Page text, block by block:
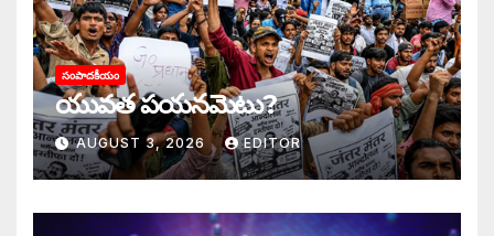
సంపాదకీయం
యువత పయనమెటు?
AUGUST 3, 2026 EDITOR